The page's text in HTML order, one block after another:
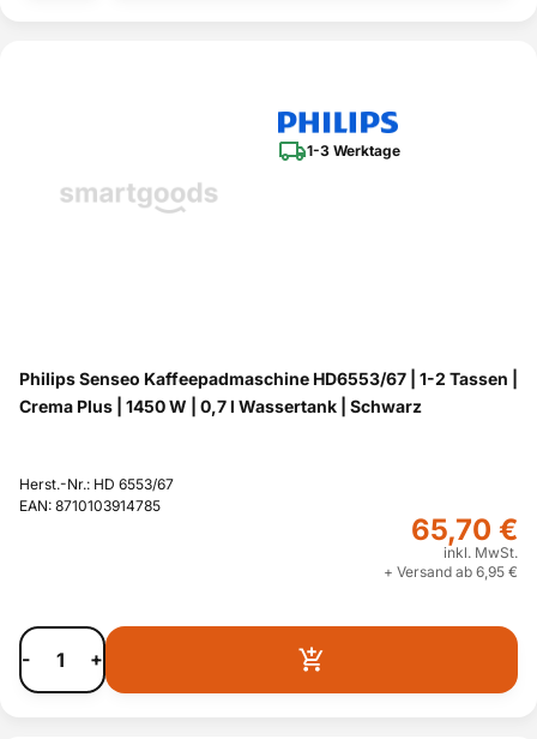
1-3 Werktage
Philips Senseo Kaffeepadmaschine HD6553/67 | 1-2 Tassen |
Crema Plus | 1450 W | 0,7 l Wassertank | Schwarz
Herst.-Nr.: HD 6553/67
EAN: 8710103914785
65,70 €
inkl. MwSt.
+ Versand ab 6,95 €
- +